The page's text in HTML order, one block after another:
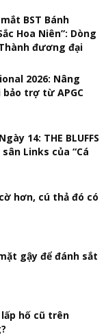
BST Bánh
Hoa Niên”: Dòng
đương đại
2026: Nâng
trợ từ APGC
14: THE BLUFFS
sân Links của “Cá
hơn, cú thả đó có
gậy để đánh sắt
hố cũ trên